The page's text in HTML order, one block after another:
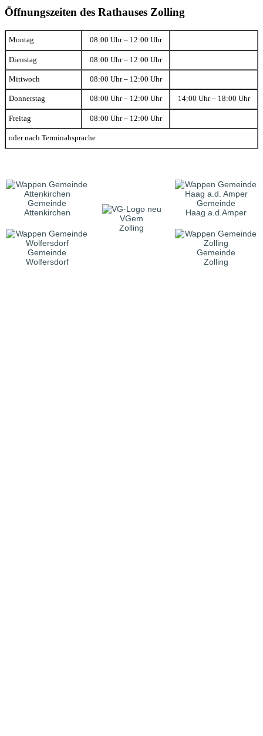
Öffnungszeiten des Rathauses Zolling
Montag 08:00 Uhr – 12:00 Uhr
Dienstag 08:00 Uhr – 12:00 Uhr
Mittwoch 08:00 Uhr – 12:00 Uhr
Donnerstag 08:00 Uhr – 12:00 Uhr 14:00 Uhr – 18:00 Uhr
Freitag 08:00 Uhr – 12:00 Uhr
oder nach Terminabsprache
Gemeinde
Attenkirchen
VGem
Zolling
Gemeinde
Haag a.d.Amper
Gemeinde
Wolfersdorf
Gemeinde
Zolling